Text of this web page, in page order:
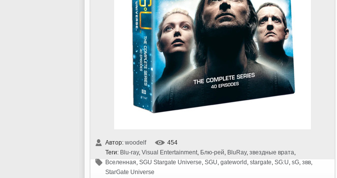
Автор: woodelf
454
Теги: Blu-ray, Visual Entertainment, Блю-рей, BluRay, звездные врата,
Вселенная, SGU Stargate Universe, SGU, gateworld , stargate, SG:U, sG, звв,
StarGate Universe